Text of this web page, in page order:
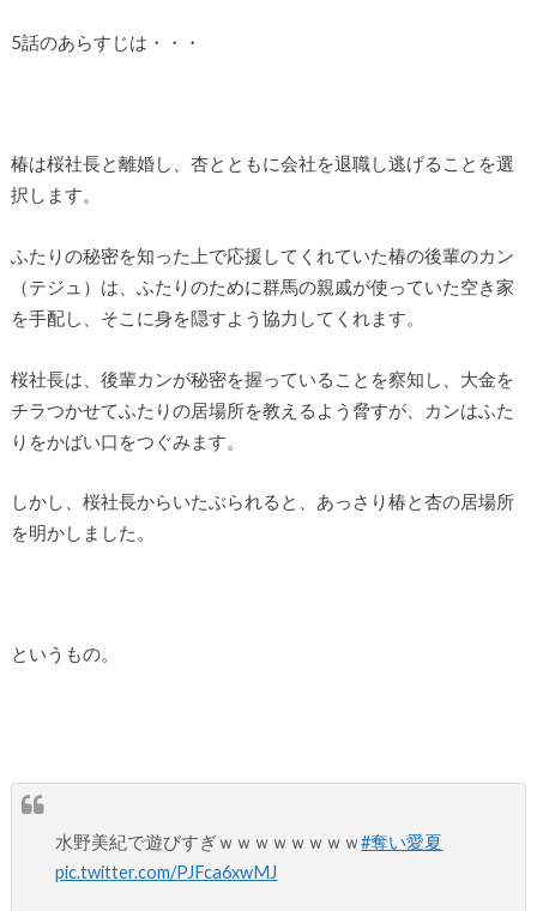
5話のあらすじは・・・
椿は桜社長と離婚し、杏とともに会社を退職し逃げることを選
択します。
ふたりの秘密を知った上で応援してくれていた椿の後輩のカン
（テジュ）は、ふたりのために群馬の親戚が使っていた空き家
を手配し、そこに身を隠すよう協力してくれます。
桜社長は、後輩カンが秘密を握っていることを察知し、大金を
チラつかせてふたりの居場所を教えるよう脅すが、カンはふた
りをかばい口をつぐみます。
しかし、桜社長からいたぶられると、あっさり椿と杏の居場所
を明かしました。
というもの。
水野美紀で遊びすぎｗｗｗｗｗｗｗｗ#奪い愛夏
pic.twitter.com/PJFca6xwMJ